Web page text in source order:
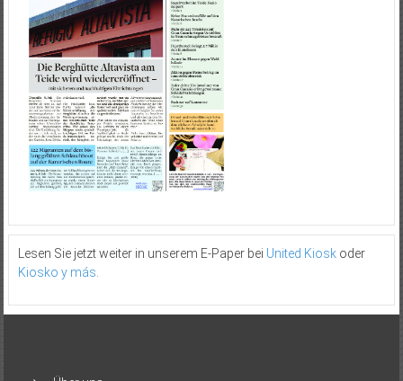
Lesen Sie jetzt weiter in unserem E-Paper bei United Kioskoder
Kiosko y más